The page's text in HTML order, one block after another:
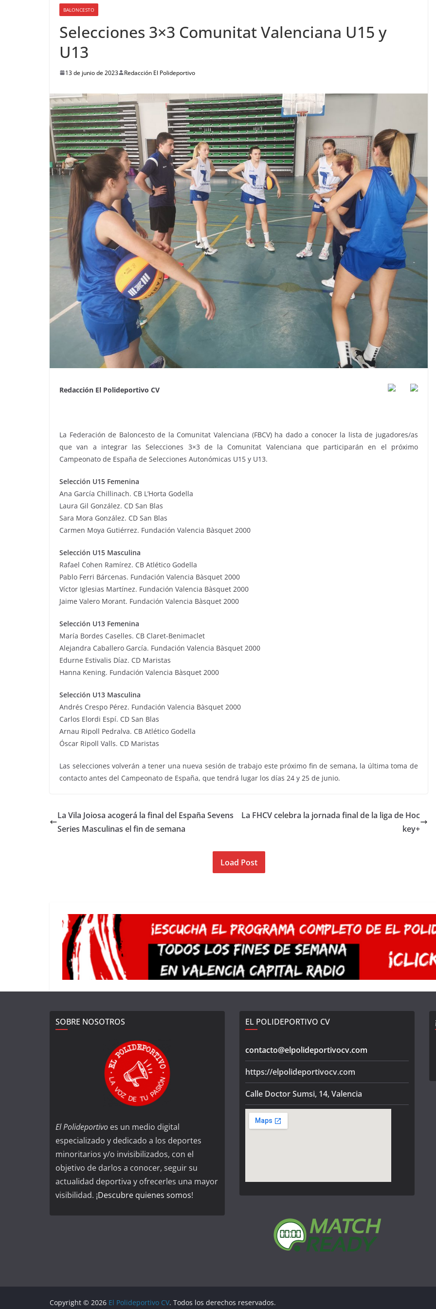
BALONCESTO
Selecciones 3×3 Comunitat Valenciana U15 y
U13
13 de junio de 2023 Redacción El Polideportivo
Redacción El Polideportivo CV
La Federación de Baloncesto de la Comunitat Valenciana (FBCV) ha dado a conocer la lista de jugadores/as
que van a integrar las Selecciones 3×3 de la Comunitat Valenciana que participarán en el próximo
Campeonato de España de Selecciones Autonómicas U15 y U13.
Selección U15 Femenina
Ana García Chillinach. CB L’Horta Godella
Laura Gil González. CD San Blas
Sara Mora González. CD San Blas
Carmen Moya Gutiérrez. Fundación Valencia Bàsquet 2000
Selección U15 Masculina
Rafael Cohen Ramírez. CB Atlético Godella
Pablo Ferri Bárcenas. Fundación Valencia Bàsquet 2000
Víctor Iglesias Martínez. Fundación Valencia Bàsquet 2000
Jaime Valero Morant. Fundación Valencia Bàsquet 2000
Selección U13 Femenina
María Bordes Caselles. CB Claret-Benimaclet
Alejandra Caballero García. Fundación Valencia Bàsquet 2000
Edurne Estivalis Díaz. CD Maristas
Hanna Kening. Fundación Valencia Bàsquet 2000
Selección U13 Masculina
Andrés Crespo Pérez. Fundación Valencia Bàsquet 2000
Carlos Elordi Espí. CD San Blas
Arnau Ripoll Pedralva. CB Atlético Godella
Óscar Ripoll Valls. CD Maristas
Las selecciones volverán a tener una nueva sesión de trabajo este próximo fin de semana, la última toma de
contacto antes del Campeonato de España, que tendrá lugar los días 24 y 25 de junio.
La Vila Joiosa acogerá la final del España Sevens
Series Masculinas el fin de semana
La FHCV celebra la jornada final de la liga de Hoc
key+
Load Post
SOBRE NOSOTROS
El Polideportivo es un medio digital
especializado y dedicado a los deportes
minoritarios y/o invisibilizados, con el
objetivo de darlos a conocer, seguir su
actualidad deportiva y ofrecerles una mayor
visibilidad. ¡Descubre quienes somos!
EL POLIDEPORTIVO CV
contacto@elpolideportivocv.com
https://elpolideportivocv.com
Calle Doctor Sumsi, 14, Valencia
Copyright © 2026 El Polideportivo CV. Todos los derechos reservados.